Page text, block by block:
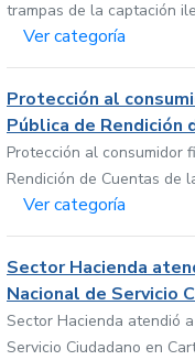
trampas de la captación
Ver categoría
Protección al
Pública de Rendición
Protección al consumidor
Rendición de Cuentas de
Ver categoría
Sector Hacienda
Nacional de Servicio
Sector Hacienda atendió
Servicio Ciudadano en